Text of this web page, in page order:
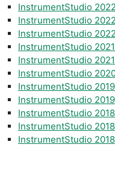
InstrumentStudio
InstrumentStudio
InstrumentStudio
InstrumentStudio
InstrumentStudio 2021
InstrumentStudio
InstrumentStudio 2019
InstrumentStudio 2019
InstrumentStudio
InstrumentStudio 2018
InstrumentStudio 2018